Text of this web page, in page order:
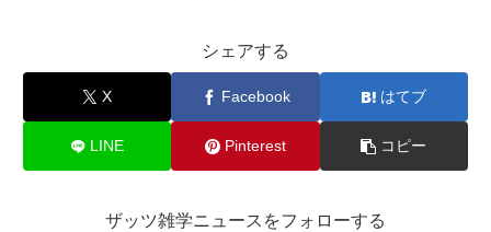
シェアする
X Facebook はてブ
LINE Pinterest コピー
ザッツ雑学ニュースをフォローする